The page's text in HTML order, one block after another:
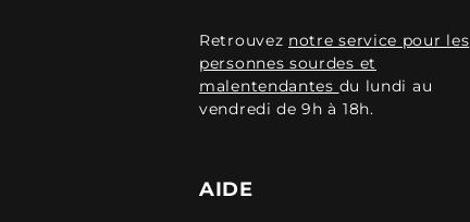
Retrouvez notre service pour les
personnes sourdes et
malentendantes du lundi au
vendredi de 9h à 18h.
AIDE